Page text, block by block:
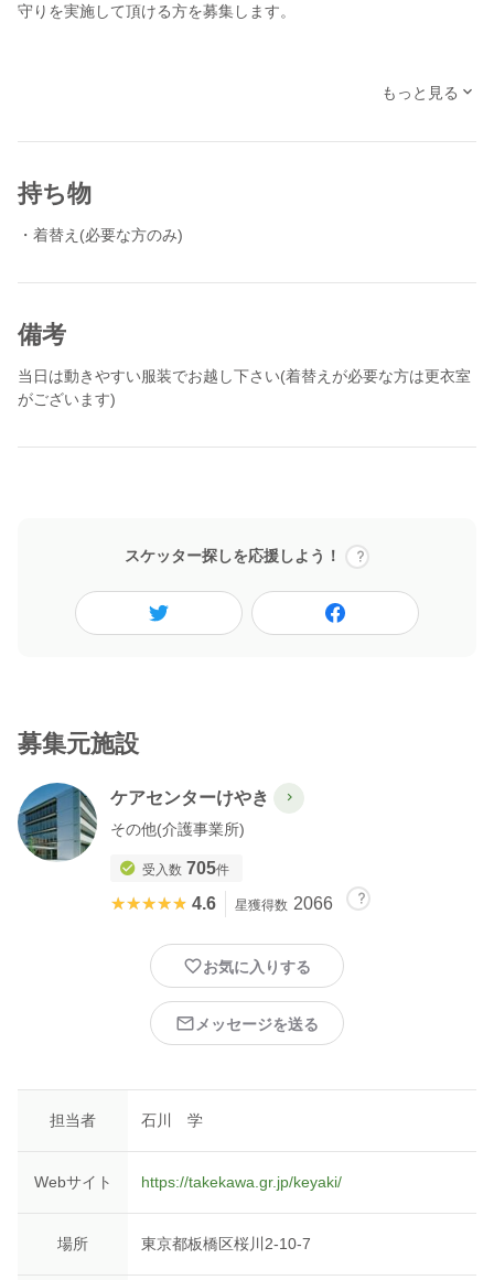
守りを実施して頂ける方を募集します。
もっと見る
持ち物
・着替え(必要な方のみ)
備考
当日は動きやすい服装でお越し下さい(着替えが必要な方は更衣室
がございます)
スケッター探しを応援しよう！
募集元施設
ケアセンターけやき
その他(介護事業所)
受入数 705件
★★★★★
★★★★★ 4.6 星獲得数 2066
お気に入りする
メッセージを送る
担当者 石川 学
Webサイト https://takekawa.gr.jp/keyaki/
場所 東京都板橋区桜川2-10-7